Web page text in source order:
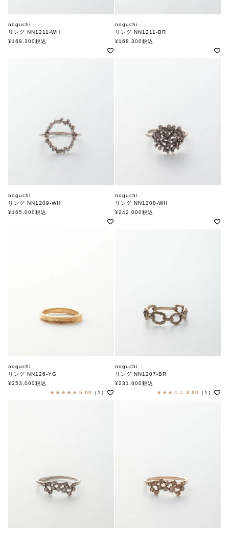
noguchi
リング NN1211-WH
ノグチ
¥168,300税込
noguchi
リング NN1211-BR
ノグチ
¥168,300税込
noguchi
リング NN1209-WH
ノグチ
¥165,000税込
noguchi
リング NN1208-WH
ノグチ
¥242,000税込
noguchi
リング NN126-YG
ノグチ
¥253,000税込
5.00
（1）
noguchi
リング NN1207-BR
ノグチ
¥231,000税込
3.00
（1）